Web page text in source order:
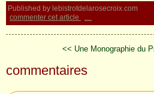
Published by lebistrotdelarosecroix.com
commenter cet article
…
<< Une Monographie du
commentaires